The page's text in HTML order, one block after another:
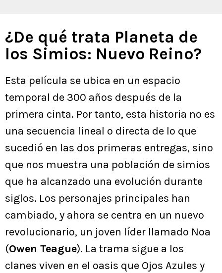
¿De qué trata Planeta de
los Simios: Nuevo Reino?
Esta película se ubica en un espacio
temporal de 300 años después de la
primera cinta. Por tanto, esta historia no es
una secuencia lineal o directa de lo que
sucedió en las dos primeras entregas, sino
que nos muestra una población de simios
que ha alcanzado una evolución durante
siglos. Los personajes principales han
cambiado, y ahora se centra en un nuevo
revolucionario, un joven líder llamado Noa
(Owen Teague). La trama sigue a los
clanes viven en el oasis que Ojos Azules y